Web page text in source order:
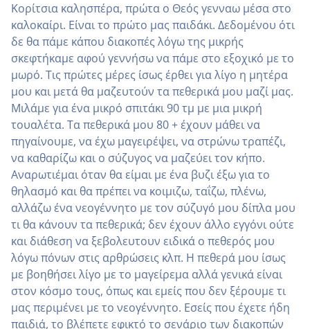
Κορίτσια καλησπέρα, πρώτα ο Θεός γενναω μέσα στο
καλοκαίρι. Είναι το πρώτο μας παιδάκι. Δεδομένου ότι
δε θα πάμε κάπου διακοπές λόγω της μικρής
σκεφτήκαμε αφού γεννήσω να πάμε στο εξοχικό με το
μωρό. Τις πρώτες μέρες ίσως έρθει για λίγο η μητέρα
μου και μετά θα μαζευτούν τα πεθερικά μου μαζί μας.
Μιλάμε για ένα μικρό σπιτάκι 90 τμ με μια μικρή
τουαλέτα. Τα πεθερικά μου 80 + έχουν μάθει να
πηγαίνουμε, να έχω μαγειρέψει, να στρώνω τραπέζι,
να καθαρίζω και ο σύζυγος να μαζεύει τον κήπο.
Αναρωτιέμαι όταν θα είμαι με ένα βυζι έξω για το
θηλασμό και θα πρέπει να κοιμιζω, ταΐζω, πλένω,
αλλάζω ένα νεογέννητο με τον σύζυγό μου δίπλα μου
τι θα κάνουν τα πεθερικά; δεν έχουν άλλο εγγόνι ούτε
και διάθεση να ξεβολευτουν ειδικά ο πεθερός μου
λόγω πόνων στις αρθρώσεις κλπ. Η πεθερά μου ίσως
με βοηθήσει λίγο με το μαγείρεμα αλλά γενικά είναι
στον κόσμο τους, όπως και εμείς που δεν ξέρουμε τι
μας περιμένει με το νεογέννητο. Εσείς που έχετε ήδη
παιδιά, το βλέπετε εφικτό το σενάριο των διακοπών